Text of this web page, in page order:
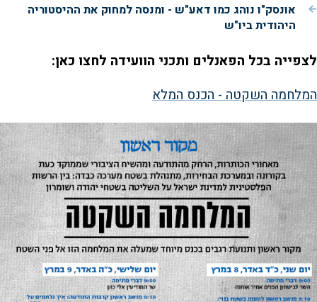
אונסק"ו נוהג כמו דאע"ש - ומנסה למחוק את ההיסטוריה
היהודית ביו"ש
לצפייה בכל הפאנלים ותכני הוועידה לחצו כאן:
המלחמה השקטה - הכנס המלא